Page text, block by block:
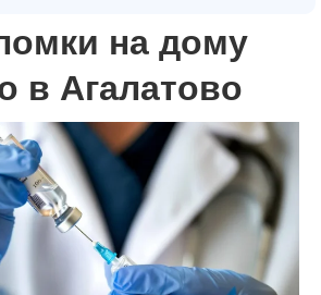
на дому
в Агалатово